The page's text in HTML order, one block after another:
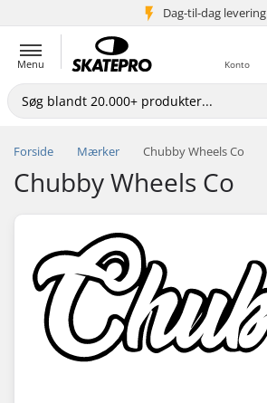
Dag-til-dag levering
5+ mio. kunder
Menu Konto
Forside Mærker Chubby Wheels Co
Chubby Wheels Co